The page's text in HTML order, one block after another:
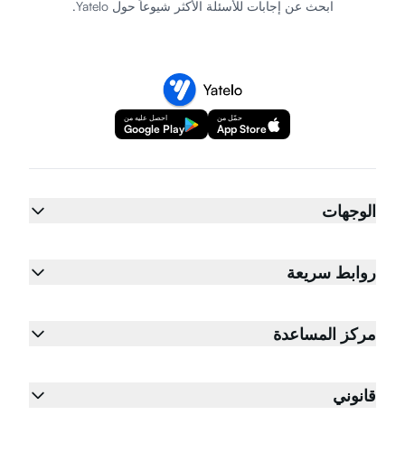
ابحث عن إجابات للأسئلة الأكثر شيوعاً حول Yatelo.
حمّل من
App Store
احصل عليه من
Google Play
الوجهات
روابط سريعة
مركز المساعدة
قانوني